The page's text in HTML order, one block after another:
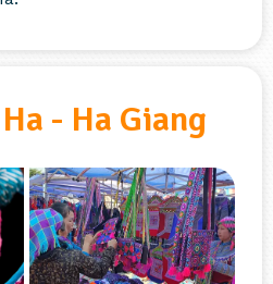
- Ha Giang